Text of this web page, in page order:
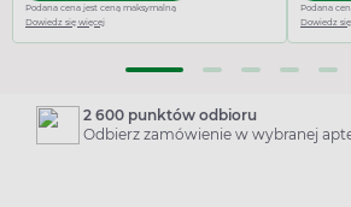
Podana cena jest ceną maksymalną
Dowiedz się więcej
Podana
Dowiedz
2 600 punktów odbioru
Odbierz zamówienie w wybranej